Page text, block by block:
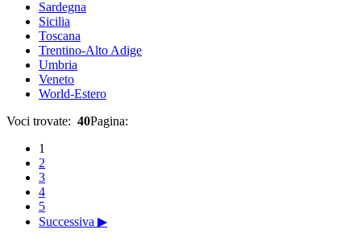
Sardegna
Sicilia
Toscana
Trentino-Alto Adige
Umbria
Veneto
World-Estero
Voci trovate: 40Pagina:
1
2
3
4
5
Successiva ▶